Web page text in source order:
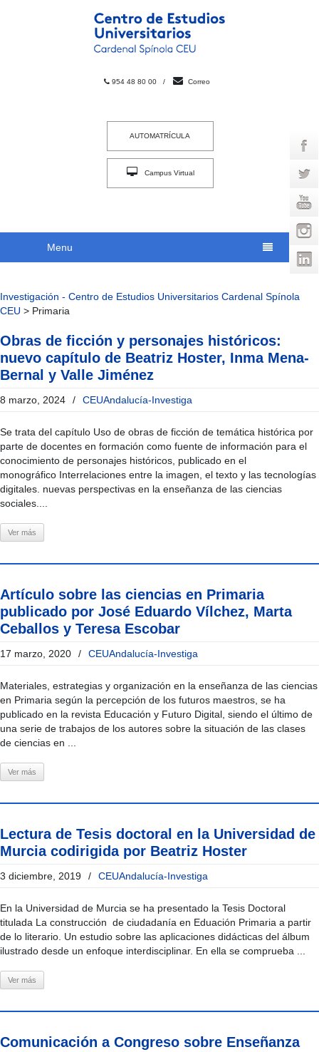
954 48 80 00 / Correo
AUTOMATRÍCULA
Campus Virtual
Menu
Investigación - Centro de Estudios Universitarios Cardenal Spínola
CEU > Primaria
Obras de ficción y personajes históricos:
nuevo capítulo de Beatriz Hoster, Inma Mena-
Bernal y Valle Jiménez
8 marzo, 2024 / CEUAndalucía-Investiga
Se trata del capítulo Uso de obras de ficción de temática histórica por
parte de docentes en formación como fuente de información para el
conocimiento de personajes históricos, publicado en el
monográfico Interrelaciones entre la imagen, el texto y las tecnologías
digitales. nuevas perspectivas en la enseñanza de las ciencias
sociales....
Ver más
Artículo sobre las ciencias en Primaria
publicado por José Eduardo Vílchez, Marta
Ceballos y Teresa Escobar
17 marzo, 2020 / CEUAndalucía-Investiga
Materiales, estrategias y organización en la enseñanza de las ciencias
en Primaria según la percepción de los futuros maestros, se ha
publicado en la revista Educación y Futuro Digital, siendo el último de
una serie de trabajos de los autores sobre la situación de las clases
de ciencias en ...
Ver más
Lectura de Tesis doctoral en la Universidad de
Murcia codirigida por Beatriz Hoster
3 diciembre, 2019 / CEUAndalucía-Investiga
En la Universidad de Murcia se ha presentado la Tesis Doctoral
titulada La construcción de ciudadanía en Eduación Primaria a partir
de lo literario. Un estudio sobre las aplicaciones didácticas del álbum
ilustrado desde un enfoque interdisciplinar. En ella se comprueba ...
Ver más
Comunicación a Congreso sobre Enseñanza